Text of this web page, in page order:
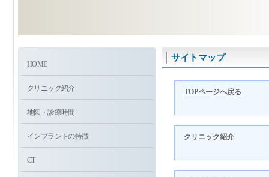
サイトマップ
TOPページへ戻る
クリニック紹介
HOME
クリニック紹介
地図・診療時間
インプラントの特徴
CT